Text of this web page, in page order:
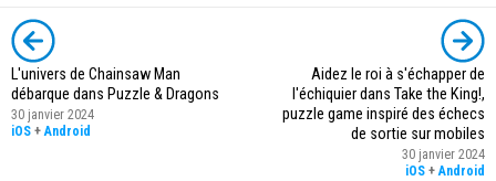
L'univers de Chainsaw Man
débarque dans Puzzle & Dragons
30 janvier 2024
iOS +Android
Aidez le roi à s'échapper de
l'échiquier dans Take the King!,
puzzle game inspiré des échecs
de sortie sur mobiles
30 janvier 2024
iOS +Android